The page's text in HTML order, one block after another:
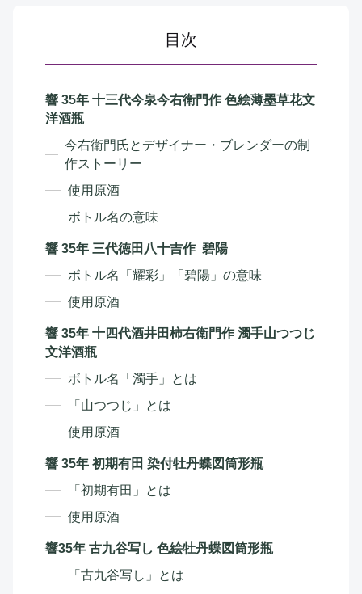
目次
響 35年 十三代今泉今右衛門作 色絵薄墨草花文
洋酒瓶
今右衛門氏とデザイナー・ブレンダーの制
作ストーリー
使用原酒
ボトル名の意味
響 35年 三代徳田八十吉作 碧陽
ボトル名「耀彩」「碧陽」の意味
使用原酒
響 35年 十四代酒井田柿右衛門作 濁手山つつじ
文洋酒瓶
ボトル名「濁手」とは
「山つつじ」とは
使用原酒
響 35年 初期有田 染付牡丹蝶図筒形瓶
「初期有田」とは
使用原酒
響35年 古九谷写し 色絵牡丹蝶図筒形瓶
「古九谷写し」とは